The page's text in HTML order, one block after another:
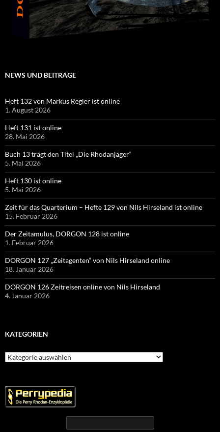
NEWS UND BEITRÄGE
Heft 132 von Markus Regler ist online
1. August 2026
Heft 131 ist online
28. Mai 2026
Buch 13 trägt den Titel „Die Rhodanjäger“
5. Mai 2026
Heft 130 ist online
5. Mai 2026
Zeit für das Quarterium – Hefte 129 von Nils Hirseland ist online
15. Februar 2026
Der Zeitamulus, DORGON 128 ist online
1. Februar 2026
DORGON 127 „Zeitagenten“ von Nils Hirseland online
18. Januar 2026
DORGON 126 Zeitreisen online von Nils Hirseland
4. Januar 2026
KATEGORIEN
Kategorien